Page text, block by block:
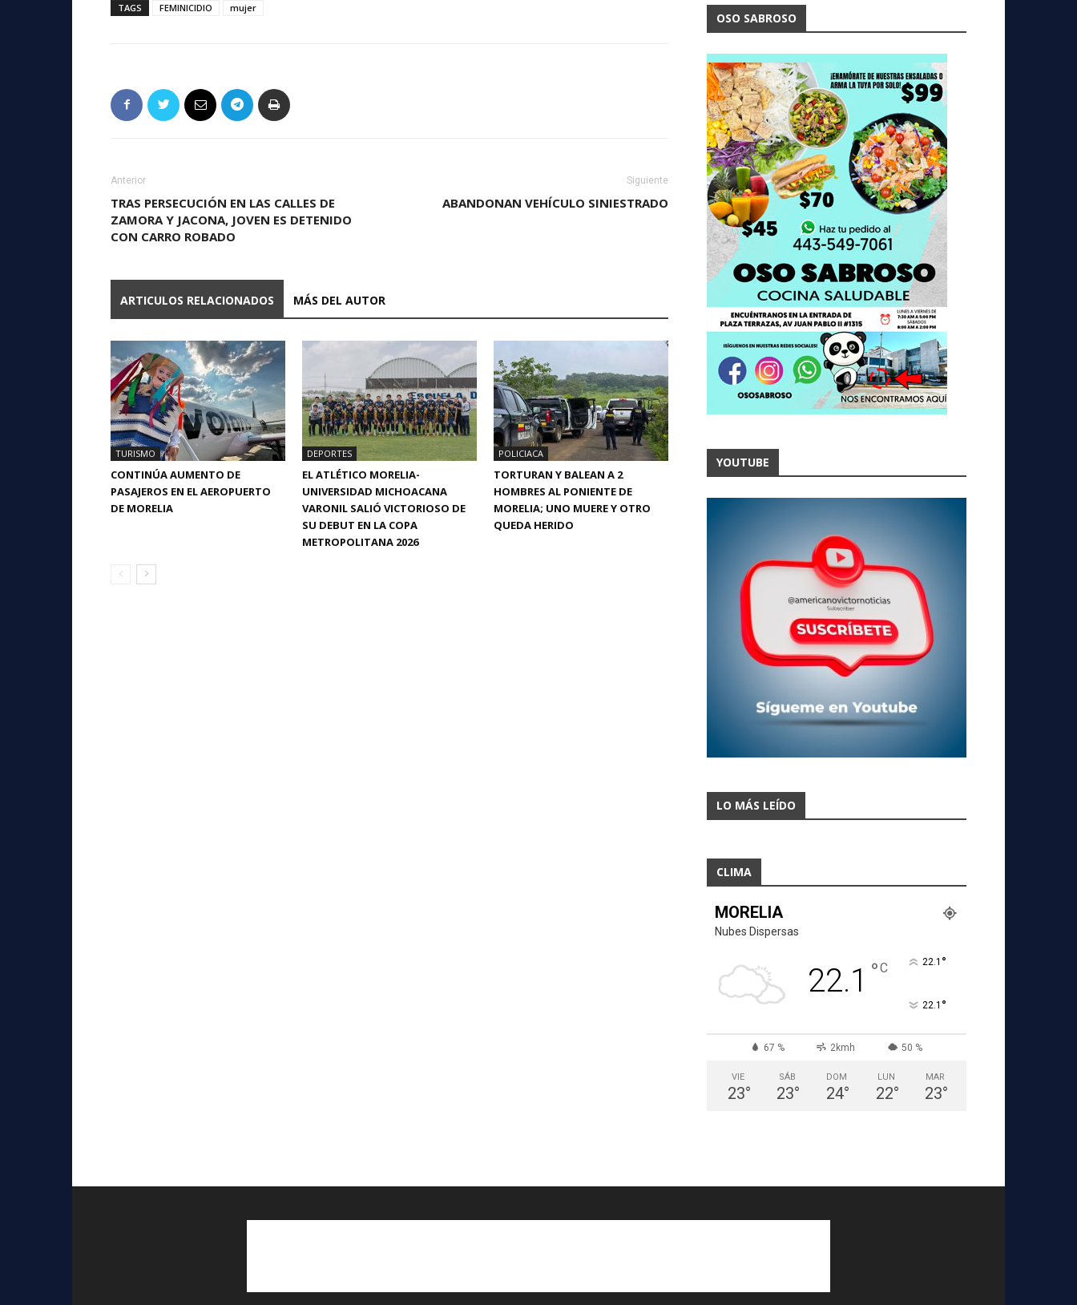
TAGS FEMINICIDIO mujer
Anterior
TRAS PERSECUCIÓN EN LAS CALLES DE
ZAMORA Y JACONA, JOVEN ES DETENIDO
CON CARRO ROBADO
Siguiente
ABANDONAN VEHÍCULO SINIESTRADO
ARTICULOS RELACIONADOS MÁS DEL AUTOR
TURISMO
CONTINÚA AUMENTO DE
PASAJEROS EN EL AEROPUERTO
DE MORELIA
DEPORTES
EL ATLÉTICO MORELIA-
UNIVERSIDAD MICHOACANA
VARONIL SALIÓ VICTORIOSO DE
SU DEBUT EN LA COPA
METROPOLITANA 2026
POLICIACA
TORTURAN Y BALEAN A 2
HOMBRES AL PONIENTE DE
MORELIA; UNO MUERE Y OTRO
QUEDA HERIDO
OSO SABROSO
YOUTUBE
LO MÁS LEÍDO
CLIMA
MORELIA
Nubes Dispersas
22.1 °C 22.1 °
22.1 °
67 % 2kmh 50 %
VIE
23°
SÁB
23°
DOM
24°
LUN
22°
MAR
23°